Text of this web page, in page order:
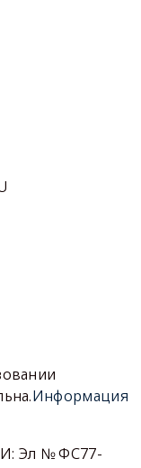
Информация
Эл № ФС77-